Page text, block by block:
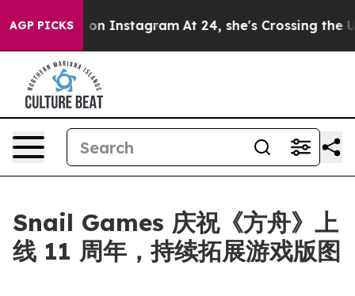
AGP PICKS
ads on Instagram At 24, she's Crossing the US
Snail Games 庆祝《方舟》上
线 11 周年，持续拓展游戏版图